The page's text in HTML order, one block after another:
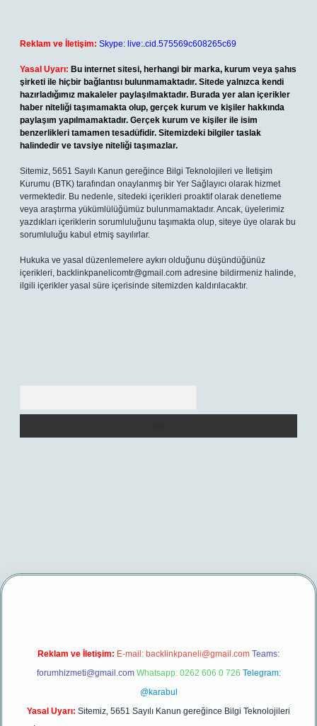
Reklam ve İletişim: Skype: live:.cid.575569c608265c69
Yasal Uyarı: Bu internet sitesi, herhangi bir marka, kurum veya şahıs
şirketi ile hiçbir bağlantısı bulunmamaktadır. Sitede yalnızca kendi
hazırladığımız makaleler paylaşılmaktadır. Burada yer alan içerikler
haber niteliği taşımamakta olup, gerçek kurum ve kişiler hakkında
paylaşım yapılmamaktadır. Gerçek kurum ve kişiler ile isim
benzerlikleri tamamen tesadüfidir. Sitemizdeki bilgiler taslak
halindedir ve tavsiye niteliği taşımazlar.
Sitemiz, 5651 Sayılı Kanun gereğince Bilgi Teknolojileri ve İletişim
Kurumu (BTK) tarafından onaylanmış bir Yer Sağlayıcı olarak hizmet
vermektedir. Bu nedenle, sitedeki içerikleri proaktif olarak denetleme
veya araştırma yükümlülüğümüz bulunmamaktadır. Ancak, üyelerimiz
yazdıkları içeriklerin sorumluluğunu taşımakta olup, siteye üye olarak bu
sorumluluğu kabul etmiş sayılırlar.
Hukuka ve yasal düzenlemelere aykırı olduğunu düşündüğünüz
içerikleri, backlinkpanelicomtr@gmail.com adresine bildirmeniz halinde,
ilgili içerikler yasal süre içerisinde sitemizden kaldırılacaktır.
betexper yeni giriş
Reklam ve İletişim: E-mail: backlinkpaneli@gmail.com Teams:
forumhizmeti@gmail.com Whatsapp: 0262 606 0 726 Telegram:
@karabul
Yasal Uyarı: Sitemiz, 5651 Sayılı Kanun gereğince Bilgi Teknolojileri